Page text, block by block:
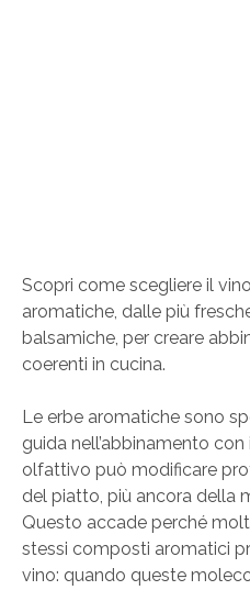
Scopri come scegliere il
aromatiche, dalle più
balsamiche, per creare
coerenti in cucina.
Le erbe aromatiche sono
guida nell’abbinamento
olfattivo può modificare
del piatto, più ancora della
Questo accade perché
stessi composti aromatici
vino: quando queste